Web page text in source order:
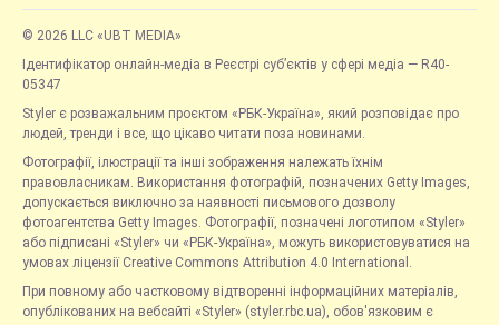
© 2026 LLC «UBT MEDIA»
Ідентифікатор онлайн-медіа в Реєстрі суб’єктів у сфері медіа — R40-
05347
Styler є розважальним проєктом «РБК-Україна», який розповідає про
людей, тренди і все, що цікаво читати поза новинами.
Фотографії, ілюстрації та інші зображення належать їхнім
правовласникам. Використання фотографій, позначених Getty Images,
допускається виключно за наявності письмового дозволу
фотоагентства Getty Images. Фотографії, позначені логотипом «Styler»
або підписані «Styler» чи «РБК-Україна», можуть використовуватися на
умовах ліцензії Creative Commons Attribution 4.0 International.
При повному або частковому відтворенні інформаційних матеріалів,
опублікованих на вебсайті «Styler» (styler.rbc.ua), обов'язковим є